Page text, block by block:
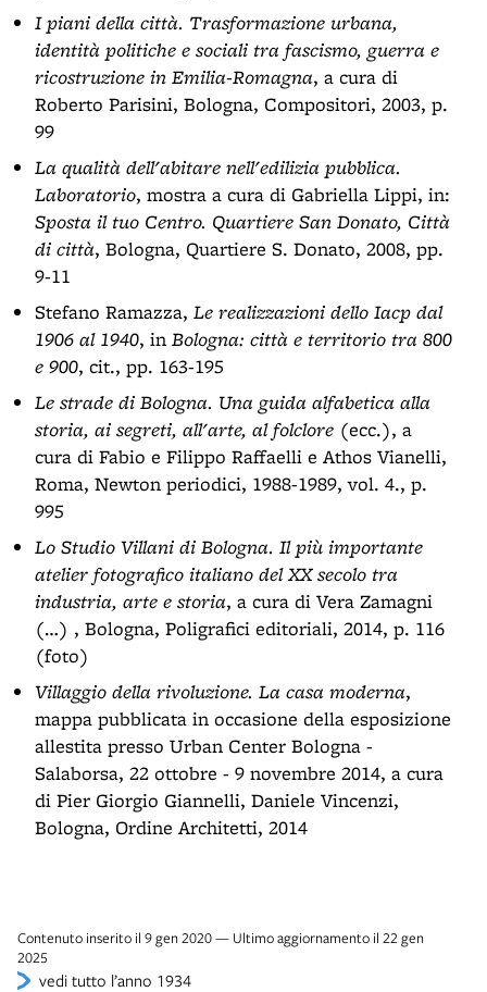
I piani della città. Trasformazione urbana,
identità politiche e sociali tra fascismo, guerra e
ricostruzione in Emilia-Romagna, a cura di
Roberto Parisini, Bologna, Compositori, 2003, p.
99
La qualità dell'abitare nell'edilizia pubblica.
Laboratorio, mostra a cura di Gabriella Lippi, in:
Sposta il tuo Centro. Quartiere San Donato, Città
di città, Bologna, Quartiere S. Donato, 2008, pp.
9-11
Stefano Ramazza, Le realizzazioni dello Iacp dal
1906 al 1940, in Bologna: città e territorio tra 800
e 900, cit., pp. 163-195
Le strade di Bologna. Una guida alfabetica alla
storia, ai segreti, all'arte, al folclore (ecc.), a
cura di Fabio e Filippo Raffaelli e Athos Vianelli,
Roma, Newton periodici, 1988-1989, vol. 4., p.
995
Lo Studio Villani di Bologna. Il più importante
atelier fotografico italiano del XX secolo tra
industria, arte e storia, a cura di Vera Zamagni
(…) , Bologna, Poligrafici editoriali, 2014, p. 116
(foto)
Villaggio della rivoluzione. La casa moderna,
mappa pubblicata in occasione della esposizione
allestita presso Urban Center Bologna -
Salaborsa, 22 ottobre - 9 novembre 2014, a cura
di Pier Giorgio Giannelli, Daniele Vincenzi,
Bologna, Ordine Architetti, 2014
Contenuto inserito il 9 gen 2020 — Ultimo aggiornamento il 22 gen
2025
vedi tutto l’anno 1934